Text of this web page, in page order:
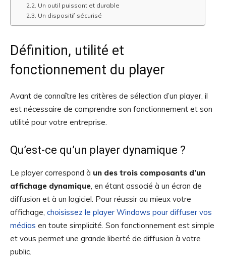
Un outil puissant et durable
Un dispositif sécurisé
Définition, utilité et
fonctionnement du player
Avant de connaître les critères de sélection d’un player, il
est nécessaire de comprendre son fonctionnement et son
utilité pour votre entreprise.
Qu’est-ce qu’un player dynamique ?
Le player correspond à un des trois composants d’un
affichage dynamique, en étant associé à un écran de
diffusion et à un logiciel. Pour réussir au mieux votre
affichage, choisissez le player Windows pour diffuser vos
médias en toute simplicité. Son fonctionnement est simple
et vous permet une grande liberté de diffusion à votre
public.